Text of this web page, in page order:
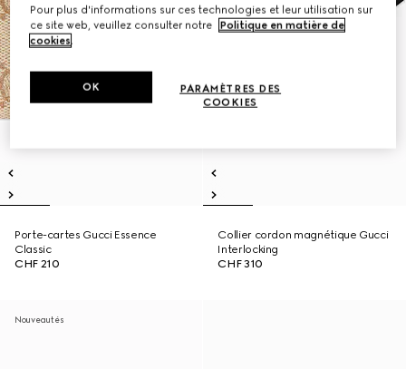
Porte-cartes Gucci Essence
Classic
CHF 210
Collier cordon magnétique Gucci
Interlocking
CHF 310
Nouveautés
Pour plus d'informations sur ces technologies et leur utilisation sur
ce site web, veuillez consulter notre
Politique en matière de
cookies.
PARAMÈTRES DES
COOKIES
OK